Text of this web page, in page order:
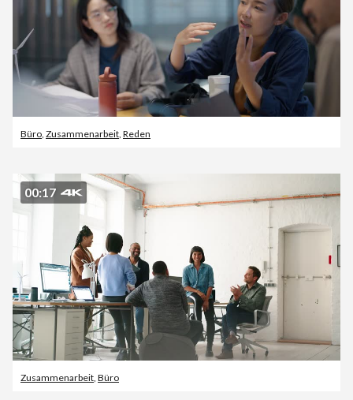
Büro Zusammenarbeit Reden
00:17
Zusammenarbeit Büro